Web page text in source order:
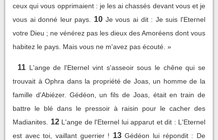
ceux qui vous opprimaient : je les ai chassés devant vous et je
vous ai donné leur pays.
10 Je vous ai dit : Je suis l'Eternel
votre Dieu ; ne vénérez pas les dieux des Amoréens dont vous
habitez le pays. Mais vous ne m'avez pas écouté. »
11 L'ange de l'Eternel vint s'asseoir sous le chêne qui se
trouvait à Ophra dans la propriété de Joas, un homme de la
famille d'Abiézer. Gédéon, un fils de Joas, était en train de
battre le blé dans le pressoir à raisin pour le cacher des
Madianites.
12 L'ange de l'Eternel lui apparut et dit : L'Eternel
est avec toi, vaillant guerrier ! 13 Gédéon lui répondit : De